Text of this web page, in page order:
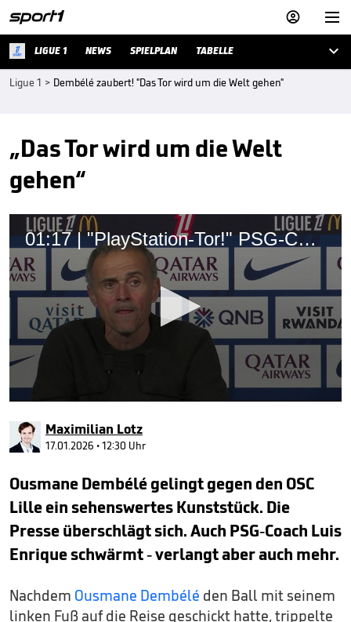


LIGUE 1 NEWS SPIELPLAN TABELLE 
Ligue 1 > Dembélé zaubert! "Das Tor wird um die Welt gehen"
„Das Tor wird um die Welt
gehen“
01:17 | "PlayStation-Tor!" PSG-Coach schwärmt von Dembele
seconds
of
1
minute,
seconds
Maximilian Lotz
17.01.2026 • 12:30 Uhr
Ousmane Dembélé gelingt gegen den OSC
Lille ein sehenswertes Kunststück. Die
Presse überschlägt sich. Auch PSG-Coach Luis
Enrique schwärmt - verlangt aber auch mehr.
Nachdem Ousmane Dembélé den Ball mit seinem
linken Fuß auf die Reise geschickt hatte, trippelte